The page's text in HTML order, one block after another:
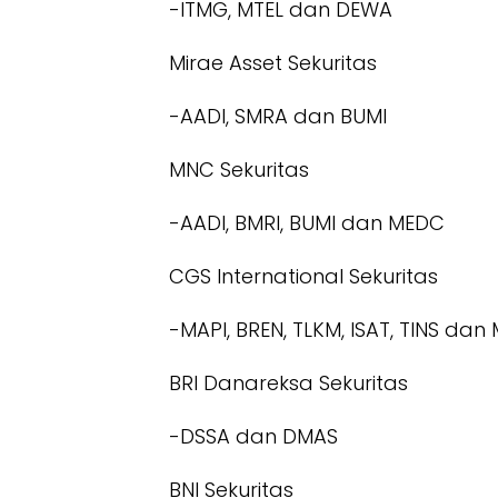
-ITMG, MTEL dan DEWA
Mirae Asset Sekuritas
-AADI, SMRA dan BUMI
MNC Sekuritas
-AADI, BMRI, BUMI dan MEDC
CGS International Sekuritas
-MAPI, BREN, TLKM, ISAT, TINS dan
BRI Danareksa Sekuritas
-DSSA dan DMAS
BNI Sekuritas